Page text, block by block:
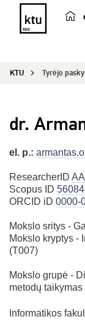
KTU Tyrėjo
dr.
el. p.:
ResearcherID
Scopus ID
ORCID iD 0000-
Mokslo sritys -
Mokslo kryptys -
(T007)
Mokslo grupė -
metodų
Informatikos